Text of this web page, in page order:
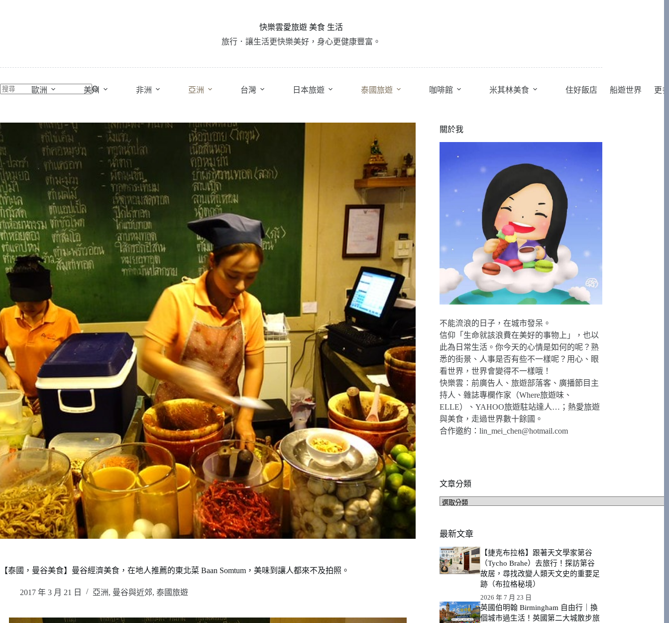
容
快樂雲愛旅遊 美食 生活
旅行．讓生活更快樂美好，身心更健康豐富。
歐洲 美州 非洲 亞洲 台灣 日本旅遊 泰國旅遊 咖啡館 米其林美食 住好飯店 船遊世界 更
【泰國，曼谷美食】曼谷經濟美食，在地人推薦的東北菜 Baan Somtum，美味到讓人都來不及拍照。
2017 年 3 月 21 日 亞洲, 曼谷與近郊, 泰國旅遊
關於我
不能流浪的日子，在城市發呆。
信仰「生命就該浪費在美好的事物上」，也以
此為日常生活。你今天的心情是如何的呢？熟
悉的街景、人事是否有些不一樣呢？用心、眼
看世界，世界會變得不一樣哦！
快樂雲：前廣告人、旅遊部落客、廣播節目主
持人、雜誌專欄作家（Where旅遊味、
ELLE）、YAHOO旅遊駐站達人…；熱愛旅遊
與美食，走過世界數十餘國。
合作邀約：lin_mei_chen@hotmail.com
文章分類
文
類
最新文章
【捷克布拉格】跟著天文學家第谷
（Tycho Brahe）去旅行！探訪第谷
故居，尋找改變人類天文史的重要足
跡（布拉格秘境）
2026 年 7 月 23 日
英國伯明翰 Birmingham 自由行｜換
個城市過生活！英國第二大城散步旅